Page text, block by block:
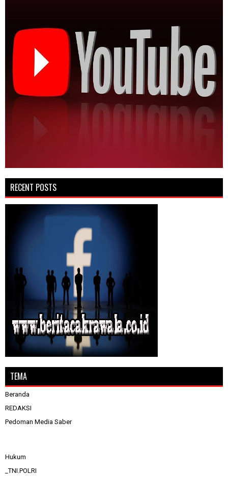
RECENT POSTS
TEMA
Beranda
REDAKSI
Pedoman Media Saber
Hukum
_TNI.POLRI